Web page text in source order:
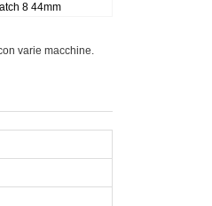
X516
Active Pro SM-T540/T545/T547
varie macchine.